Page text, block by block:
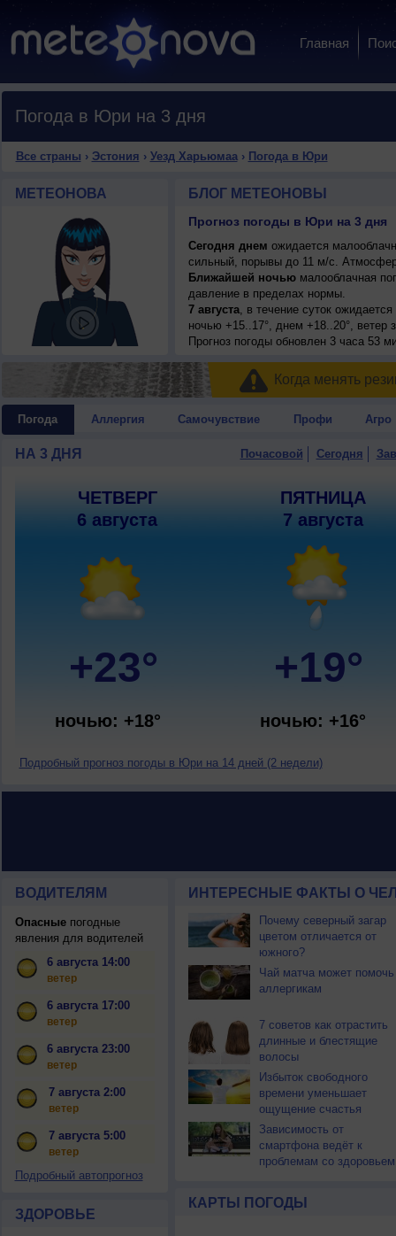
Главная
Погода в Юри на 3 дня
Все страны › Эстония › Уезд Харьюмаа› Погода в Юри
МЕТЕОНОВА БЛОГ МЕТЕОНОВЫ
Прогноз погоды в Юри на 3 дня
Сегодня днем ожидается
сильный, порывы до 11 м/с.
Ближайшей ночьюмалооблачная
давление в пределах нормы.
7 августа, в течение суток
ночью +15..17°, днем +18..20°,
Прогноз погоды обновлен 3 часа 53
Когда менять
Погода Аллергия Самочувствие Профи Агро
НА 3 ДНЯ Почасовой Сегодня
ЧЕТВЕРГ
6 августа
+23°
ночью: +18°
ПЯТНИЦА
7 августа
+19°
ночью: +16°
Подробный прогноз погоды в Юри на 14 дней (2 недели)
ВОДИТЕЛЯМ
Опасныепогодные
явления для водителей
6 августа 14:00
ветер
6 августа 17:00
ветер
6 августа 23:00
ветер
7 августа 2:00
ветер
7 августа 5:00
ветер
Подробный автопрогноз
ЗДОРОВЬЕ
ИНТЕРЕСНЫЕ ФАКТЫ О
Почему северный загар
цветом отличается от
южного?
Чай матча может помочь
аллергикам
7 советов как отрастить
длинные и блестящие
волосы
Избыток свободного
времени уменьшает
ощущение счастья
Зависимость от
смартфона ведёт к
проблемам со здоровьем
КАРТЫ ПОГОДЫ